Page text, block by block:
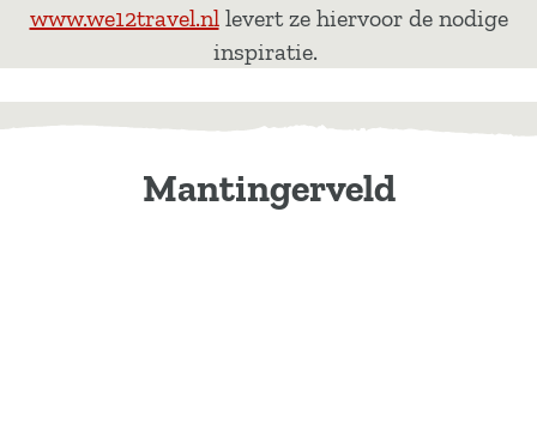
www.we12travel.nllevert ze hiervoor de nodige
inspiratie.
Mantingerveld